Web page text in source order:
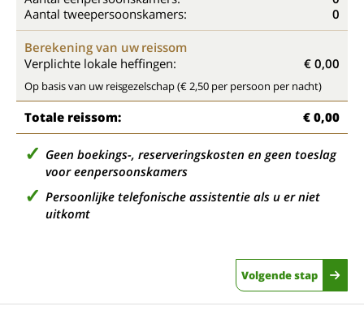
Aantal tweepersoonskamers:
0
Berekening van uw reissom
Verplichte lokale heffingen:
€ 0,00
Op basis van uw reisgezelschap (€ 2,50 per persoon per nacht)
Totale reissom: € 0,00
Geen boekings-, reserveringskosten en geen toeslag
voor eenpersoonskamers
Persoonlijke telefonische assistentie als u er niet
uitkomt
Volgende stap